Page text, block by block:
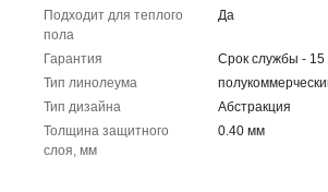
Подходит для теплого
пола
Да
Гарантия
Срок службы - 15
Тип линолеума
Тип дизайна
Абстракция
Толщина защитного
слоя, мм
0.40 мм